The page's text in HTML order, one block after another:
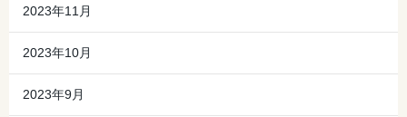
2023年11月
2023年10月
2023年9月